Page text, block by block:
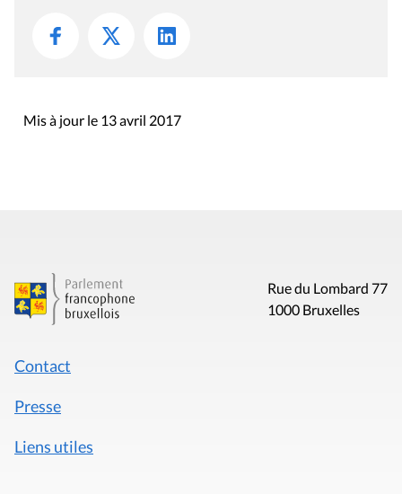
Mis à jour le 13 avril 2017
Rue du Lombard 77
1000 Bruxelles
Contact
Presse
Liens utiles